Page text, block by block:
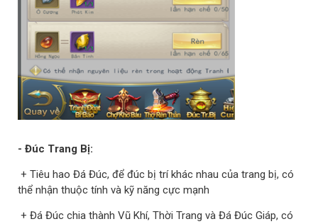
- Đúc Trang Bị:
+ Tiêu hao Đá Đúc, để đúc bị trí khác nhau của trang bị, có
thể nhận thuộc tính và kỹ năng cực mạnh
+ Đá Đúc chia thành Vũ Khí, Thời Trang và Đá Đúc Giáp, có